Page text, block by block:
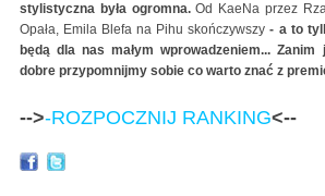
stylistyczna była ogromna.Od KaeNa przez
Opała, Emila Blefa na Pihu skończywszy - a to
będą dla nas małym wprowadzeniem...
dobre przypomnijmy sobie co warto znać z
-->-ROZPOCZNIJ RANKING<--